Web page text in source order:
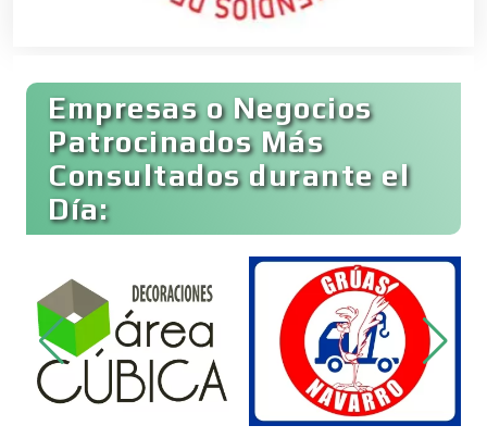
Clubes Deportivos
Cocinas Integrales
Combustibles y Lubricantes
Compresores de aire
Empresas o Negocios
Patrocinados Más
Consultados durante el
Día: